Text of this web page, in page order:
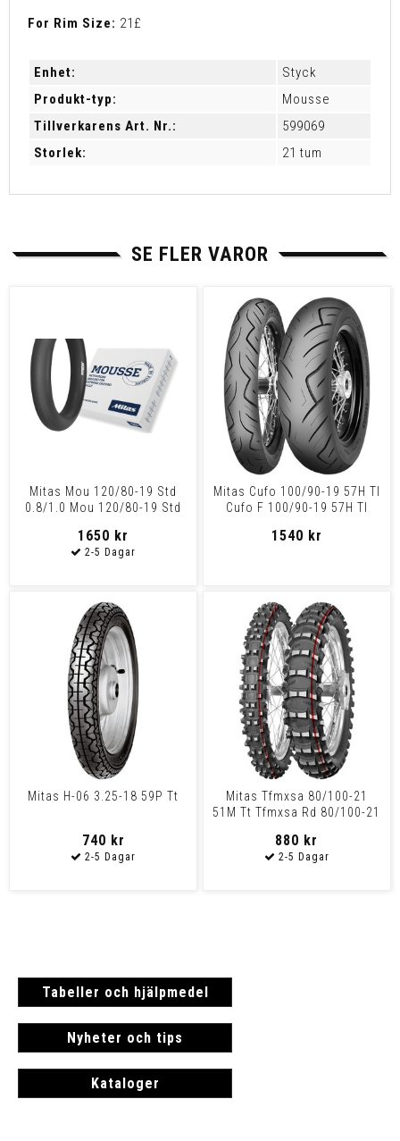
For Rim Size: 21£
Enhet:
Styck
Produkt-typ:
Mousse
Tillverkarens Art. Nr.:
599069
Storlek:
21 tum
SE FLER VAROR
Mitas Mou 120/80-19 Std
0.8/1.0 Mou 120/80-19 Std
1650 kr
Mitas Cufo 100/90-19 57H Tl
Cufo F 100/90-19 57H Tl
1540 kr
Mitas H-06 3.25-18 59P Tt
740 kr
Mitas Tfmxsa 80/100-21
51M Tt Tfmxsa Rd 80/100-21
880 kr
Tabeller och hjälpmedel
Nyheter och tips
Kataloger